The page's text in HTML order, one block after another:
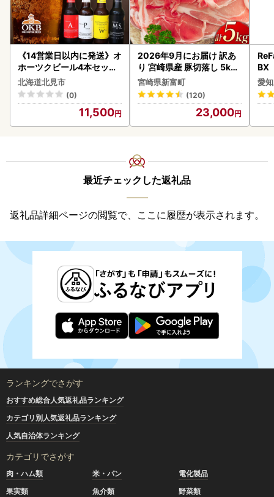
《14営業日以内に発送》オ
ホーツクビール4本セット
( 飲料 飲み物 お酒 ビール
クラフトビール 瓶ビール
贈答 ギフト 贈り物 お中元
御中元 お歳暮 御歳暮 お祝
い プレゼント モルトビー
北海道北見市
(0)
11,500
2026年9月にお届け 訳あ
り 宮崎県産 豚切落し 5kg
C325-2506-2609
宮崎県新富町
(120)
23,000
BX
ー
ファ
愛
最近チェックした返礼品
返礼品詳細ページの閲覧で、ここに履歴が表示されます。
ランキングでさがす
おすすめ総合人気返礼品ランキング
カテゴリ別人気返礼品ランキング
人気自治体ランキング
カテゴリでさがす
肉・ハム類 米・パン
電化製品
果実類
魚介類
野菜類